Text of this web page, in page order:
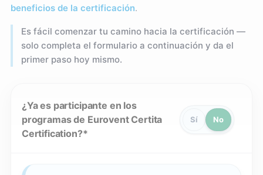
beneficios de la certificación.
Es fácil comenzar tu camino hacia la certificación —
solo completa el formulario a continuación y da el
primer paso hoy mismo.
¿Ya es participante en los
programas de Eurovent Certita
Certification?
Sí No